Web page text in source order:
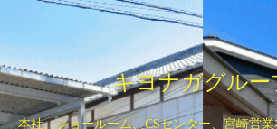
キヨナガグルー
本社、ショールーム、CSセンター、宮崎営